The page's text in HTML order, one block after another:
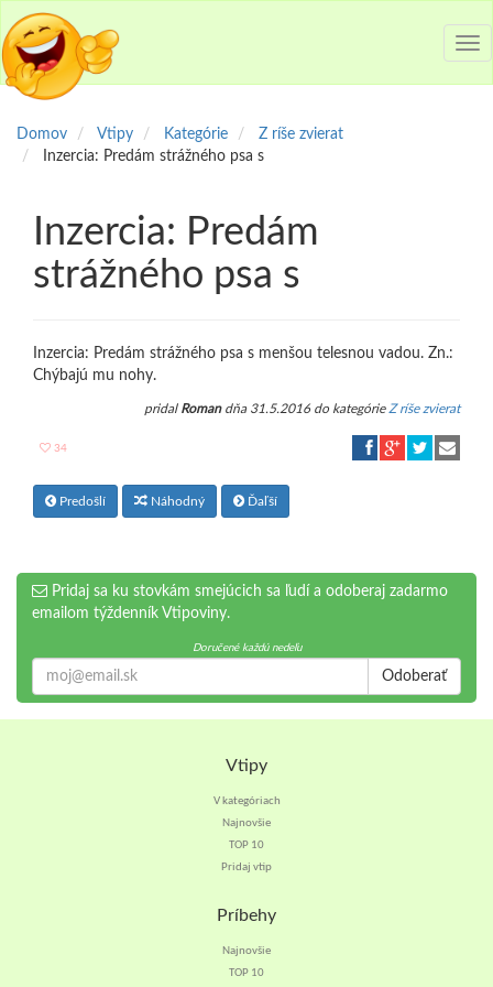
Domov Vtipy Kategórie
Z ríše zvierat
Inzercia: Predám strážného psa s
Inzercia: Predám
strážného psa s
Inzercia: Predám strážného psa s menšou telesnou vadou. Zn.:
Chýbajú mu nohy.
pridal Romandňa 31.5.2016 do kategórie Z ríše zvierat
34
Predošlí Náhodný Ďaľší
Pridaj sa ku stovkám smejúcich sa ľudí a odoberaj zadarmo
emailom týždenník Vtipoviny.
Doručené každú nedeľu
Odoberať
Vtipy
V kategóriach
Najnovšie
TOP 10
Pridaj vtip
Príbehy
Najnovšie
TOP 10